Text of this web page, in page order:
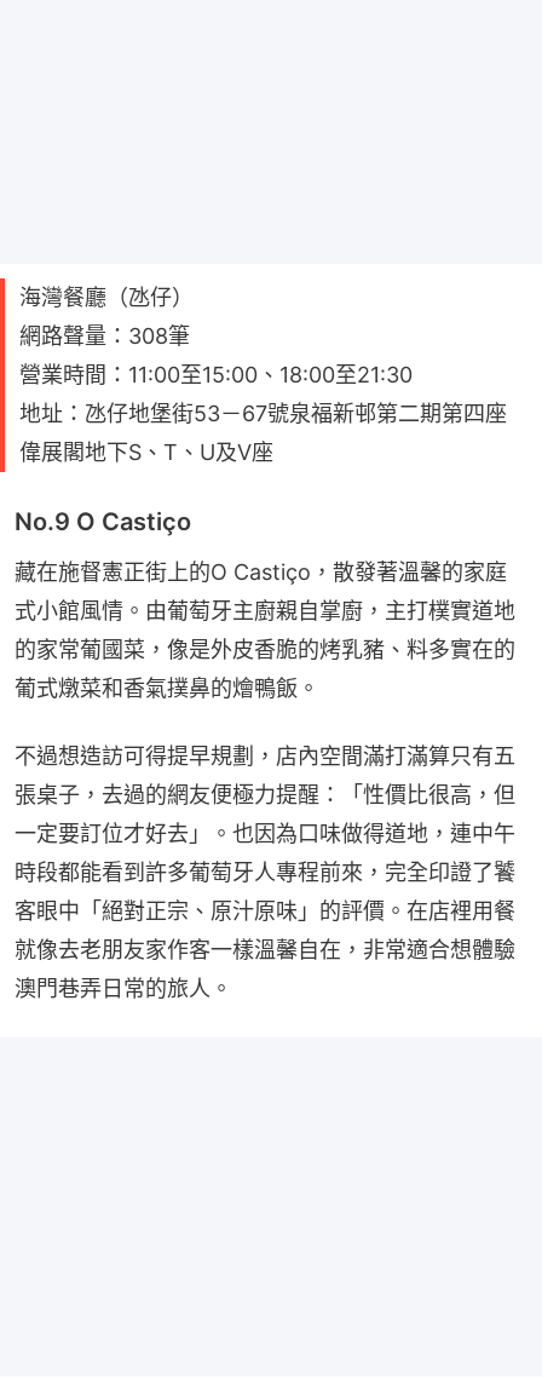
海灣餐廳（氹仔）
網路聲量：308筆
營業時間：11:00至15:00、18:00至21:30
地址：氹仔地堡街53－67號泉福新邨第二期第四座
偉展閣地下S、T、U及V座
No.9 O Castiço
藏在施督憲正街上的O Castiço，散發著溫馨的家庭
式小館風情。由葡萄牙主廚親自掌廚，主打樸實道地
的家常葡國菜，像是外皮香脆的烤乳豬、料多實在的
葡式燉菜和香氣撲鼻的燴鴨飯。
不過想造訪可得提早規劃，店內空間滿打滿算只有五
張桌子，去過的網友便極力提醒：「性價比很高，但
一定要訂位才好去」。也因為口味做得道地，連中午
時段都能看到許多葡萄牙人專程前來，完全印證了饕
客眼中「絕對正宗、原汁原味」的評價。在店裡用餐
就像去老朋友家作客一樣溫馨自在，非常適合想體驗
澳門巷弄日常的旅人。